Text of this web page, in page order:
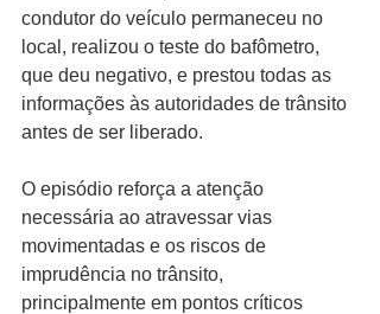
condutor do veículo permaneceu no
local, realizou o teste do bafômetro,
que deu negativo, e prestou todas as
informações às autoridades de trânsito
antes de ser liberado.
O episódio reforça a atenção
necessária ao atravessar vias
movimentadas e os riscos de
imprudência no trânsito,
principalmente em pontos críticos